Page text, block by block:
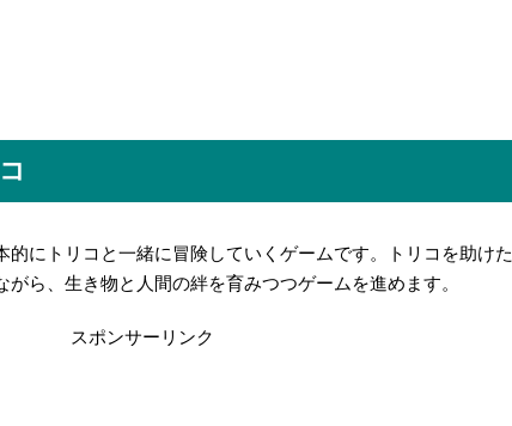
的にトリコと一緒に冒険していくゲームです。トリコを助けた
がら、生き物と人間の絆を育みつつゲームを進めます。
スポンサーリンク